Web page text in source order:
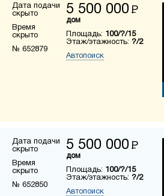
Дата подачи
скрыто
Время
скрыто
№ 652879
5 500 000 Р
дом
Площадь: 100/?/15
Этаж/этажность: ?/2
Автопоиск
Дата подачи
скрыто
Время
скрыто
№ 652850
5 500 000 Р
дом
Площадь: 100/?/15
Этаж/этажность: ?/2
Автопоиск